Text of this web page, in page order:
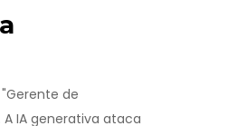
de
A IA generativa ataca